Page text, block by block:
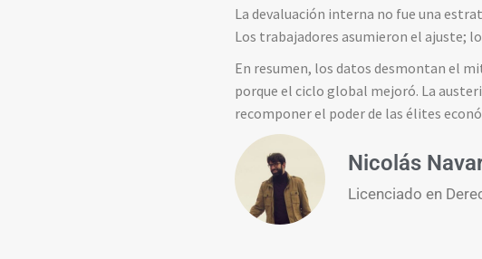
La devaluación interna no fue una
Los trabajadores asumieron el ajuste;
En resumen, los datos desmontan el
porque el ciclo global mejoró. La
recomponer el poder de las élites
Nicolás
Licenciado en